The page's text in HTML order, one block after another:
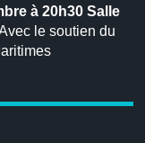
à 20h30 Salle
le soutien du